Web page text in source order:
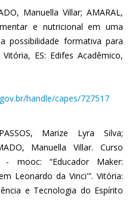
Manuella Villar; AMARAL,
e nutricional em uma
possibilidade formativa para
ES: Edifes Acadêmico,
handle/capes/727517
Marize Lyra Silva;
Manuella Villar. Curso
mooc: “Educador Maker:
Leonardo da Vinci'”. Vitória:
e Tecnologia do Espírito